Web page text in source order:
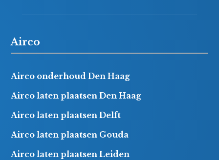
Airco
Airco onderhoud Den Haag
Airco laten plaatsen Den Haag
Airco laten plaatsen Delft
Airco laten plaatsen Gouda
Airco laten plaatsen Leiden